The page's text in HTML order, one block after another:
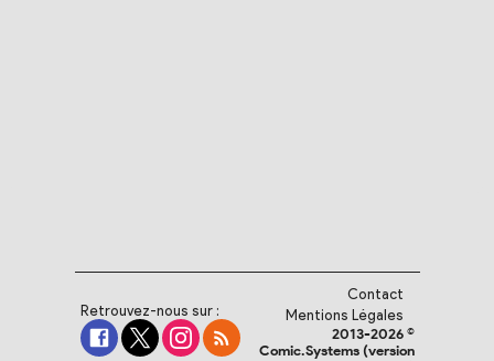
Retrouvez-nous sur :
Contact
Mentions Légales
2013-2026 ©
Comic.Systems (version